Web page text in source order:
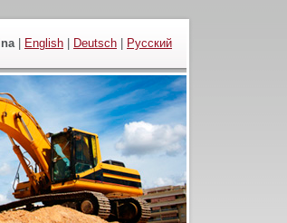
| English Deutsch Русский